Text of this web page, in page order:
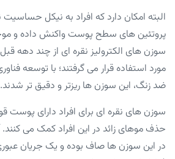
البته امکان دارد که افراد به نیکل حساسیت
پروتئین های سطح پوست واکنش داده و
سوزن های الکترولیز نقره ای از چند دهه
مورد استفاده قرار می گرفتند؛ با توسعه
ضد زنگ، این سوزن ها ریزتر و دقیق تر شدند.
سوزن های نقره ای برای افراد دارای پوست
حذف موهای زائد در این افراد کمک می کنند.
در این سوزن ها صاف بوده و یک جریان